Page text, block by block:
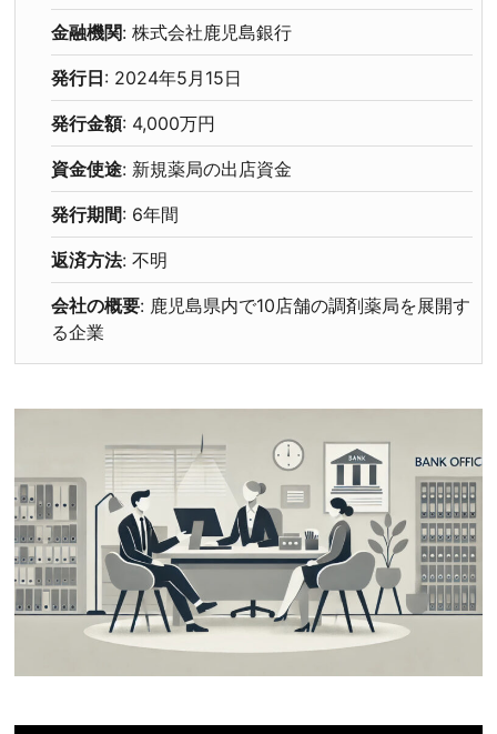
金融機関: 株式会社鹿児島銀行
発行日: 2024年5月15日
発行金額: 4,000万円
資金使途: 新規薬局の出店資金
発行期間: 6年間
返済方法: 不明
会社の概要: 鹿児島県内で10店舗の調剤薬局を展開す
る企業